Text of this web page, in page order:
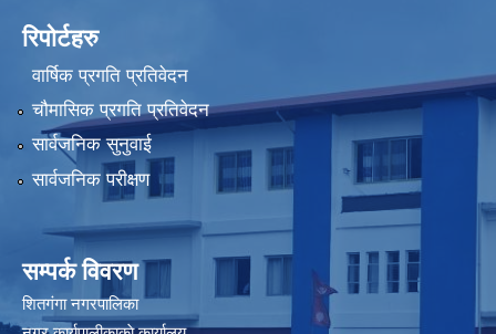
रिपोर्टहरु
वार्षिक प्रगति प्रतिवेदन
चौमासिक प्रगति प्रतिवेदन
सार्वजनिक सुनुवाई
सार्वजनिक परीक्षण
सम्पर्क विवरण
शितगंगा नगरपालिका